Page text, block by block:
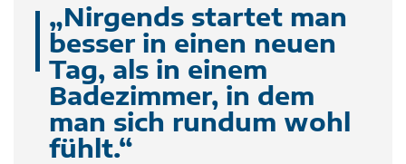
„Nirgends startet man
besser in einen neuen
Tag, als in einem
Badezimmer, in dem
man sich rundum wohl
fühlt.“